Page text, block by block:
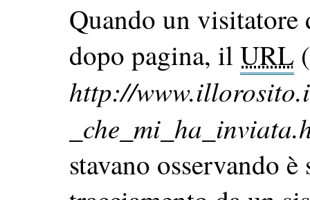
Quando un
dopo pagina, il URL
http://
stavano osservando